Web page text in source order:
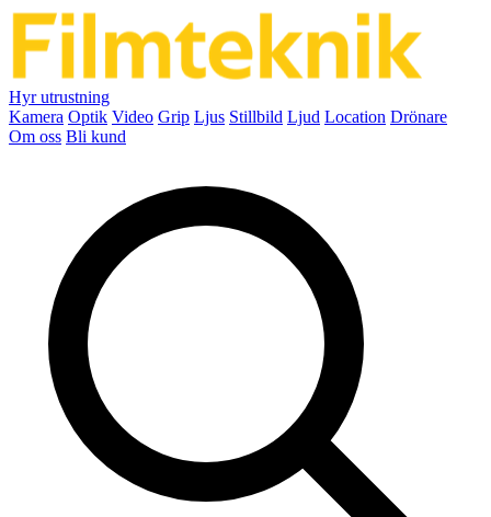
Hyr utrustning
Kamera Optik Video Grip Ljus Stillbild Ljud Location Drönare
Om oss Bli kund